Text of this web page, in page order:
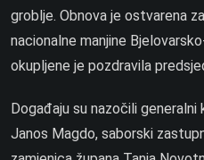
groblje. Obnova je ostvarena
nacionalne manjine
okupljene je pozdravila
Događaju su nazočili
Janos Magdo, saborski